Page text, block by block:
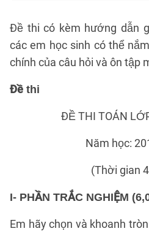
Đề thi có kèm hướng dẫn
các em học sinh có thể
chính của câu hỏi và ôn tập
Đề thi
ĐỀ THI TOÁN
Năm học:
(Thời gian
I- PHẦN TRẮC NGHIỆM
Em hãy chọn và khoanh